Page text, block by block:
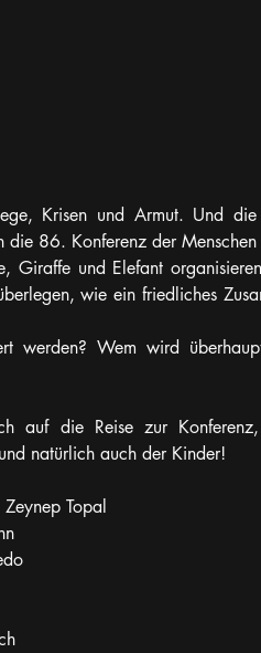
Krisen und Armut. Und die
86. Konferenz der
Giraffe und Elefant
wie ein friedliches
werden? Wem wird
auf die Reise zur
natürlich auch der Kinder!
Topal